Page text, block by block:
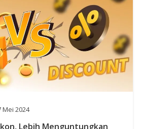
Mei 2024
Lebih Menguntungkan